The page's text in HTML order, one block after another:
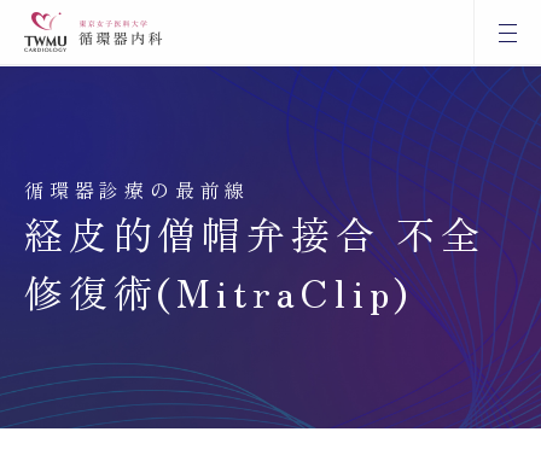
循環器診療の最前線
経皮的僧帽弁接合 不全
修復術(MitraClip)